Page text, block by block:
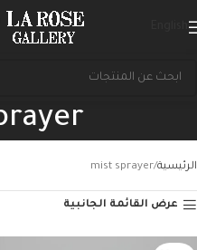
الرئيسية mist sprayer
عرض القائمة الجانبية